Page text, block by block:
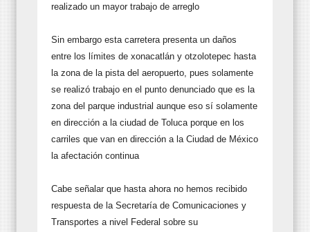
realizado un mayor trabajo de arreglo
Sin embargo esta carretera presenta un daños
entre los límites de xonacatlán y otzolotepec hasta
la zona de la pista del aeropuerto, pues solamente
se realizó trabajo en el punto denunciado que es la
zona del parque industrial aunque eso sí solamente
en dirección a la ciudad de Toluca porque en los
carriles que van en dirección a la Ciudad de México
la afectación continua
Cabe señalar que hasta ahora no hemos recibido
respuesta de la Secretaría de Comunicaciones y
Transportes a nivel Federal sobre su